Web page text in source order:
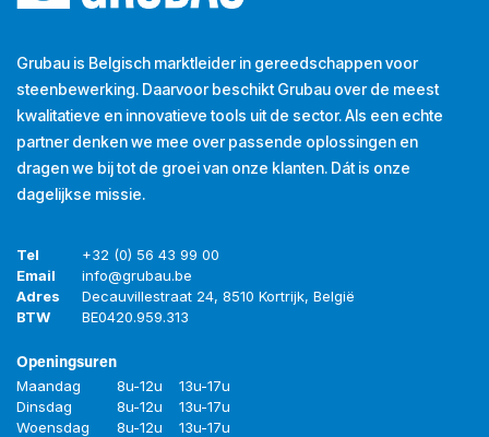
Grubau is Belgisch marktleider in gereedschappen voor
steenbewerking. Daarvoor beschikt Grubau over de meest
kwalitatieve en innovatieve tools uit de sector. Als een echte
partner denken we mee over passende oplossingen en
dragen we bij tot de groei van onze klanten. Dát is onze
dagelijkse missie.
Tel
+32 (0) 56 43 99 00
Email
info@grubau.be
Adres
Decauvillestraat 24, 8510 Kortrijk, België
BTW
BE0420.959.313
Openingsuren
Maandag 8u-12u
13u-17u
Dinsdag
8u-12u
13u-17u
Woensdag
8u-12u
13u-17u